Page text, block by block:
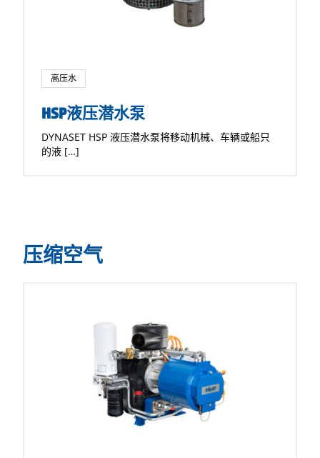
高压水
HSP液压潜水泵
DYNASET HSP 液压潜水泵将移动机械、车辆或船只
的液 […]
压缩空气